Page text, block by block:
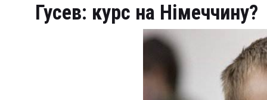
Гусев: курс на Німеччину?